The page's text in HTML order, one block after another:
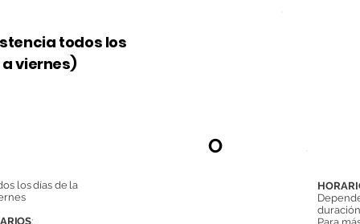
todos los
viernes)
los días de la
:
O